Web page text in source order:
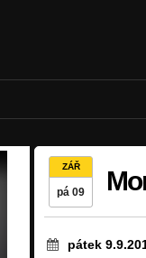
ZÁŘ
pá 09
pátek